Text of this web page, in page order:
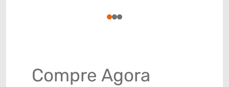
123
Compre Agora